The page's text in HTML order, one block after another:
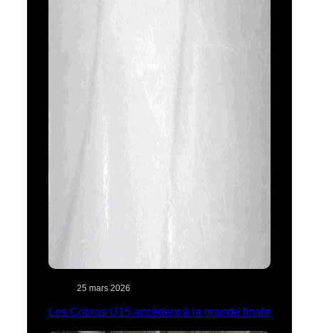
25 mars 2026
Les Cobras U15 accèdent à la grande finale